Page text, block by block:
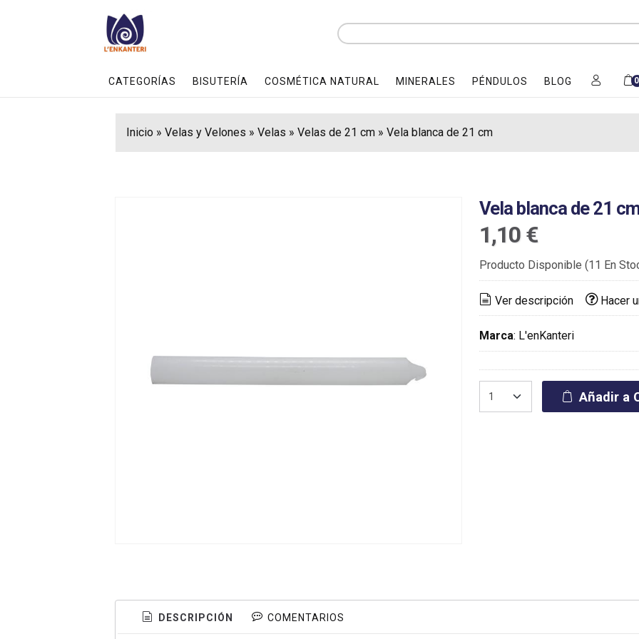
CATEGORÍAS BISUTERÍA COSMÉTICA NATURAL MINERALES PÉNDULOS BLOG 0
Inicio» Velas y Velones » Velas » Velas de 21 cm» Vela blanca de 21 cm
Vela blanca de 21
1,10 €
Producto Disponible (11 En
Ver descripción Hacer
Marca: L'enKanteri
Añadir a
DESCRIPCIÓN COMENTARIOS